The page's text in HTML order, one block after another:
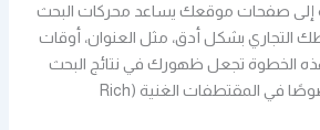
إلى صفحات موقعك يساعد محركات البحث
التجاري بشكل أدق، مثل العنوان، أوقات
الخطوة تجعل ظهورك في نتائج البحث
أكثر وضوحًا وجاذبية، خصوصًا في المقتطفات الغنية (Rich